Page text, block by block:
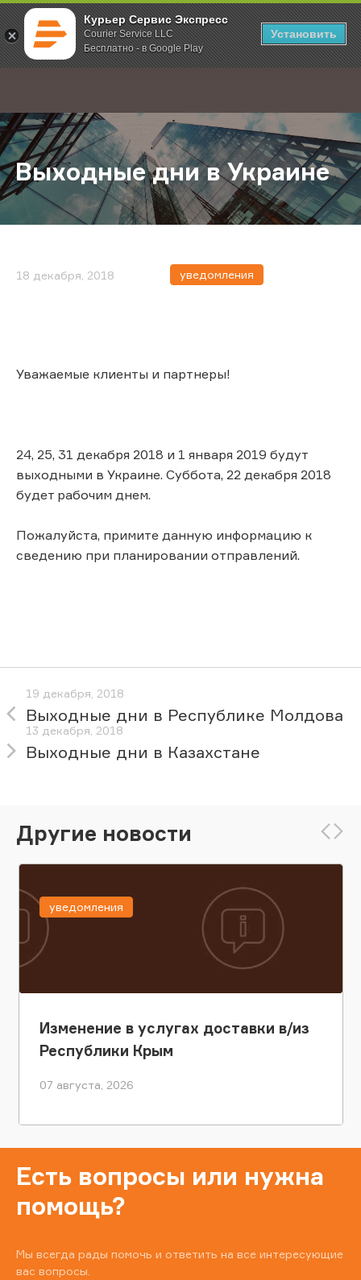
Курьер Сервис Экспресс
Courier Service LLC
Бесплатно - в Google Play
Установить
; Главная О компании Новости Выходные дни в Украине
Выходные дни в Украине
18 декабря, 2018 уведомления
Уважаемые клиенты и партнеры!
24, 25, 31 декабря 2018 и 1 января 2019 будут
выходными в Украине. Суббота, 22 декабря 2018
будет рабочим днем.
Пожалуйста, примите данную информацию к
сведению при планировании отправлений.
19 декабря, 2018
Выходные дни в Республике Молдова
13 декабря, 2018
Выходные дни в Казахстане
Другие новости
Изменение в услугах доставки в/из
Республики Крым
07 августа, 2026
уведомления
Есть вопросы или нужна
помощь?
Мы всегда рады помочь и ответить на все интересующие
вас вопросы.